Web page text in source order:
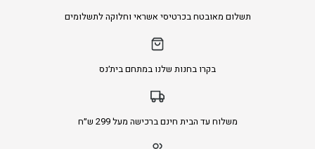
תשלום מאובטח בכרטיסי אשראי וחלוקה לתשלומים
בקרו בחנות שלנו במתחם בית׳נס
משלוח עד הבית חינם ברכישה מעל 299 ש״ח